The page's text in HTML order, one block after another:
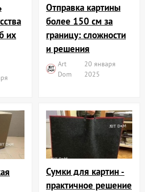
их
Отправка картины
более 150 см за
границу: сложности
и решения
Art
Dom
20 января
2025
Сумки для картин -
практичное решение